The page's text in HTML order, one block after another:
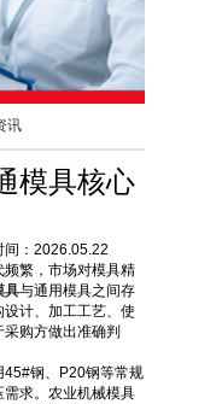
讯
模具核心
2026.05.22
繁，市场对模具精
具与通用模具之间存
计、加工工艺、使
购方做出准确判
钢、P20钢等常规
求。农业机械模具